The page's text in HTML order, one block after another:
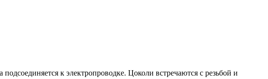
к электропроводке. Цоколи встречаются с резьбой и